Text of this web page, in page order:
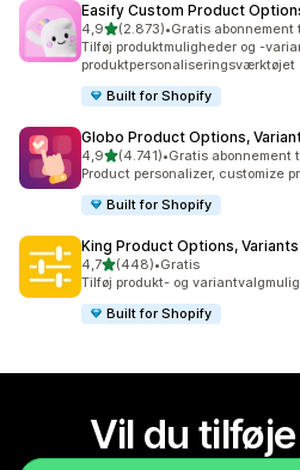
Easify Custom Product
4,9ud af 5 stjerner
(2.873)
2873 anmeldelser i alt
•Gratis
Tilføj produktmuligheder og -
produktpersonaliseringsværktøjet
Built for Shopify
Globo Product Options,
4,9ud af 5 stjerner
(4.741)
4741 anmeldelser i alt
•Gratis
Product personalizer, customize
Built for Shopify
King Product Options, Variants
4,7ud af 5 stjerner
(448)
448 anmeldelser i alt
•Gratis
Tilføj produkt- og
Built for Shopify
Vil du